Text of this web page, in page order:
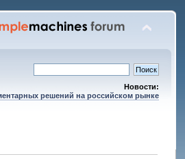
Новости:
решений на российском рынке